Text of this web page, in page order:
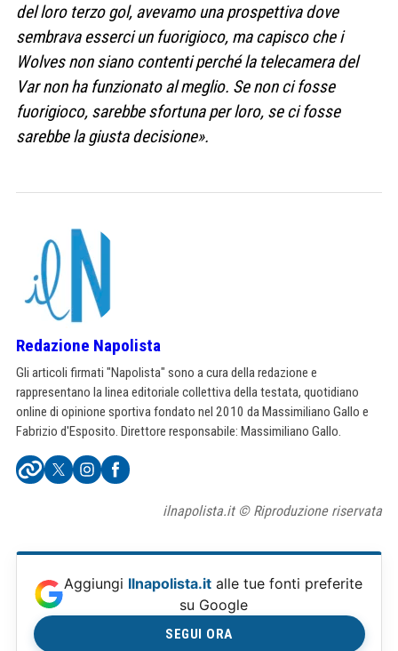
del loro terzo gol, avevamo una prospettiva dove
sembrava esserci un fuorigioco, ma capisco che i
Wolves non siano contenti perché la telecamera del
Var non ha funzionato al meglio. Se non ci fosse
fuorigioco, sarebbe sfortuna per loro, se ci fosse
sarebbe la giusta decisione».
Redazione Napolista
Gli articoli firmati "Napolista" sono a cura della redazione e
rappresentano la linea editoriale collettiva della testata, quotidiano
online di opinione sportiva fondato nel 2010 da Massimiliano Gallo e
Fabrizio d'Esposito. Direttore responsabile: Massimiliano Gallo.
ilnapolista.it © Riproduzione riservata
Aggiungi Ilnapolista.it alle tue fonti preferite
su Google
SEGUI ORA